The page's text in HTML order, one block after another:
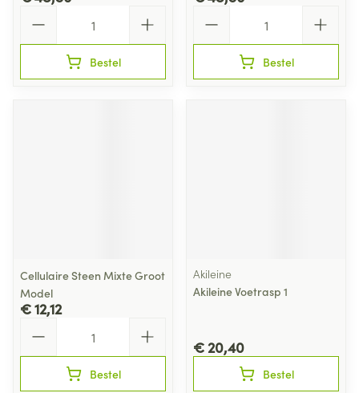
Bestel Bestel
Cellulaire Steen Mixte Groot
Model
€ 12,12
Bestel
Akileine
Akileine Voetrasp 1
€ 20,40
Bestel